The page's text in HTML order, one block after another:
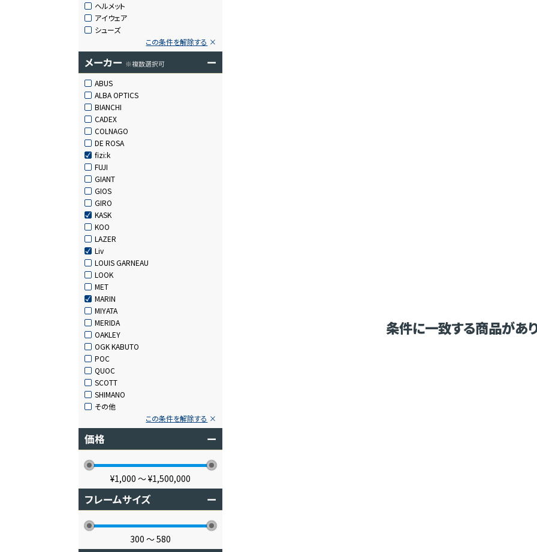
ヘルメット
アイウェア
シューズ
この条件を解除する
メーカー ※複数選択可 ー
ABUS
ALBA OPTICS
BIANCHI
CADEX
COLNAGO
DE ROSA
fizi:k
FUJI
GIANT
GIOS
GIRO
KASK
KOO
LAZER
Liv
LOUIS GARNEAU
LOOK
MET
MARIN
MIYATA
MERIDA
OAKLEY
OGK KABUTO
POC
QUOC
SCOTT
SHIMANO
その他
この条件を解除する
価格 ー
¥1,000 〜¥1,500,000
フレームサイズ ー
300 〜580
条件に一致する商品があ